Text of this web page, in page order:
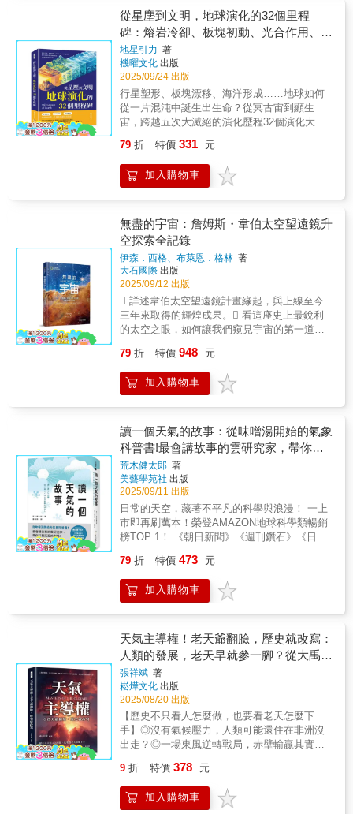
美，任何對天空和雲朵充滿好奇心與想像力的
大朋友和小朋友們，都會愛上這本兼具藝術與
知識性的美麗圖文作品。 由英國「賞雲協會」
創辦人蓋文．普瑞特─平尼（Gavin
Pretor&ndash;Pinney），與榮獲「凱特．格林
威」童書繪本大獎插畫家威廉．葛里爾
（William Grill）聯手打造，以深入淺出的文字
敘述，為你解說各種變幻莫測的雲朵奧秘與知
識，搭配以壯麗彩色天空與流動雲朵的色鉛筆
插畫風格，營造出沉靜而引人深思的閱讀體
在日常中不斷生成與消散。本書以趣味的筆
調，描繪這些常被你我忽略的天空生靈，提醒
我們在無常之中，學會專注與觀察。 這是一本
所有熱愛天空與自然的讀者。
年的光光從太陽表面到達地球，只需要八分
鐘。但從太陽內部產生的光子，卻得要歷經十
七萬年的隨機衝撞才有機會逃脫！但奇怪的是
太陽表面有時會出現一些「黑點」——神出鬼
沒的太陽黑子究竟代表著什麼？又是怎麼來
的？就在人類越來越理解太陽的過程中，太陽
仍不時發出突襲的怪招，更加令人迷惑卻也感
到無比新奇。本書回顧幾千年的肉眼觀測、幾
百年的望遠鏡觀測，還有幾十年的太空觀測歷
系成形之初到現在，關於太陽的一切謎題與美
妙解答。推薦人鄭國威 泛科知識長
壞，包括化學煙霧與臭氧層減弱的傷害；第9至
第10章從認識氣候學到探討氣候異常情形與發
生原因；最後在第11章介紹大氣科學應用，如
航空運輸、太空科學與軍事氣象之應用等，是
大氣科學研究和經濟建設的重要組成。讀者瞭
解大氣科學的特性後，即可發現它的多樣性，
依照興趣都能在大氣科學中找到適合自己才能
的研究方向，讓自己在這個充滿挑戰的領域中
發光發熱。
從星塵到文明，地球演化的32個里程
碑：熔岩冷卻、板塊初動、光合作用、大
氧化事件……從宇宙塵埃聚合開始談起，
45億年的演化旅程！
地星引力 著
機曜文化 出版
2025/09/24 出版
行星塑形、板塊漂移、海洋形成……地球如何
從一片混沌中誕生出生命？從冥古宙到顯生
宙，跨越五次大滅絕的演化歷程32個演化大事
到行星的誕生 本書以生動易懂的筆觸，從
45.72億年前太陽系的誕生展開，描述一團原始
星雲在重力與外力擾動下逐漸坍縮成盤狀，點
論」，解釋為何太陽系內有類地行星與氣態巨
行星的分布，以及小行星帶與隕石的成因。隨
後，地球在早期經歷與「特亞」的巨型碰撞，
生成月球、傾斜地軸，賦予地球四季與潮汐，
也為地球日後的穩定演化奠定基礎。▎冷卻、
分層與海洋的形成 在月球誕生後，地球進
入快速冷卻期，岩漿海逐漸凝固並出現地殼、
地函、地核的分層結構，開啟板塊運動與地球
磁場的形成。海水則主要來自岩漿釋放的水蒸
氣冷凝，加上部分小行星、彗星帶來的水分。
現，提供了穩定的液態水環境，這成為生命誕
生的重要前提。書中透過礦物鋯石的同位素證
據，揭示當時海水已在地表流動，並開始參與
化 作者討論生命起源的多種假說，包括地
外起源與地球本地的化學演化理論。透過米勒
實驗、深海熱泉「黑煙囪」與「白煙囪」的探
討，指出深海熱泉可能為生命化學演化的溫
床，提供持續的能量、催化表面與穩定環境。
最早確鑿的生命證據來自約35億年前的疊層
石，而生命可能早在38億年前甚至更早便已出
現。這些早期微生物的代謝形式多樣，逐漸出
大氧化時代與環境巨變 光合作用，尤其是
衡。最初氧氣與海水中的二價鐵結合，沉澱形
成條狀鐵層，這些礦層成為今日主要的鐵礦資
源。當鐵離子被消耗殆盡，氧氣開始逸入大
氣，地球進入「大氧化事件」，大氣中氧含量
急劇上升，促成更複雜生命的演化，也引發對
厭氧生物的滅絕衝擊。本書將地球從無到有、
從混沌到孕育生命的過程，編織成一部兼具科
學性與故事性的壯闊史詩。【本書特色】：本
書以時間為主線，結合最新科學研究與生動敘
事，完整呈現地球從太陽系星雲誕生、行星形
成、月球形成，到生命起源與大氧化事件的壯
闊歷程。作者善用簡明比喻化解艱澀的地質與
天文概念，並輔以豐富插圖與礦物、化石實
例，讓讀者彷彿置身數十億年前的地球現場。
全書兼具科學性與故事性，是探索宇宙與生命
源流的精彩科普之作。
79 折 特價 331 元
加入購物車
無盡的宇宙：詹姆斯・韋伯太空望遠鏡升
空探索全記錄
伊森．西格、布萊恩．格林 著
大石國際 出版
2025/09/12 出版
 詳述韋伯太空望遠鏡計畫緣起，與上線至今
三年來取得的輝煌成果。 看這座史上最銳利
的太空之眼，如何讓我們窺見宇宙的第一道
行星風貌，遠達接近大霹靂的早期宇宙。 大
開本全頁滿版天文照片，盡情探究天體細節。
詳盡的構造與技術解說，了解這項太空工程創
是，這樣的驚奇才剛剛開始。」──布萊恩・格
林，美國理論物理學家在宇宙塵雲氣中誕生的
恆星；木星環和衛星；超過100億年的星系──
還有其他許許多多影像，都是詹姆斯・韋伯太
空望遠鏡（JWST）上線至今短短三年創下的觀
測里程碑，不僅震撼世人，影像中蘊含的新資
料更使科學家驚歎。多虧了韋伯望遠鏡，我們
現在能望向更深處的太空，回溯到更久遠的古
老時光，比以往任何時候都更接近大霹靂。本
書為韋伯望遠鏡進行了最新、最全面的介紹，
故事，從規畫、建造到測試、升空，最後抵達
距離地球約150萬公里軌道上完成部署的完整過
程。而後續回傳的一幅幅驚人影像，為我們揭
鑽研大霹靂的理論物理學家，透過輕鬆的文字
和精細的資訊圖表，說明韋伯望遠鏡這些影像
的重要性和從中獲得的新發現。《無盡的宇
宙》為韋伯的劃時代成功留下了權威性的記
錄，將在任何喜愛星空的讀者心中留下無限的
嚮往。
79 折 特價 948 元
加入購物車
讀一個天氣的故事：從味噌湯開始的氣象
科普書!最會講故事的雲研究家，帶你打
開天空的劇場!
荒木健太郎 著
美藝學苑社 出版
2025/09/11 出版
日常的天空，藏著不平凡的科學與浪漫！ 一上
市即再刷萬本！榮登AMAZON地球科學類暢銷
榜TOP 1！ 《朝日新聞》《週刊鑽石》《日刊
影《天氣之子》氣象顧問──荒木健太郎， 以第
一手觀察帶你探祕雲、雨、風的世界， 在讀完
天氣故事的瞬間，將看見前所未有的天空之
授吳俊傑、「天氣風險管理開發」副總經理簡
瑋靚、 全國師鐸獎得主洪進益、「阿魯米玩科
學」FB粉專版主盧俊良，共同推薦！ & ‧為什
麼雲可以浮在空中？為什麼會發生局部豪雨？ ‧
電影《天空之城》中神祕的「龍之巢」巨型
雲，真實身分是什麼？ ‧從雲縫灑落而下的「耶
穌光」，究竟在什麼時候才看得見？ & 40萬人
追蹤！「最會說故事的雲研究家」荒木健太
郎， 多年來，憑藉著讓人驚嘆的天空攝影照、
融合詩意的科學知識，吸引了無數天氣迷的關
公園的霧氣等日常生活， 深入淺出地解構
「雲、霧、虹、雨」的科學與美學。 & 從雲和
79 折 特價 473 元
加入購物車
天氣主導權！老天爺翻臉，歷史就改寫：
人類的發展，老天早就參一腳？從大禹治
水到拿破崙潰敗，那些被忽略的氣象力量
張祥斌 著
崧燁文化 出版
2025/08/20 出版
【歷史不只看人怎麼做，也要看老天怎麼下
手】◎沒有氣候壓力，人類可能還住在非洲沒
出走？◎一場東風逆轉戰局，赤壁輸贏其實天
說得通的氣候劇變？當氣候變遷遇上人類選
擇，歷史便開始有了不同走向……▎氣候其實
一直在「改寫」歷史！你可能聽過「天時地利
9 折 特價 378 元
加入購物車